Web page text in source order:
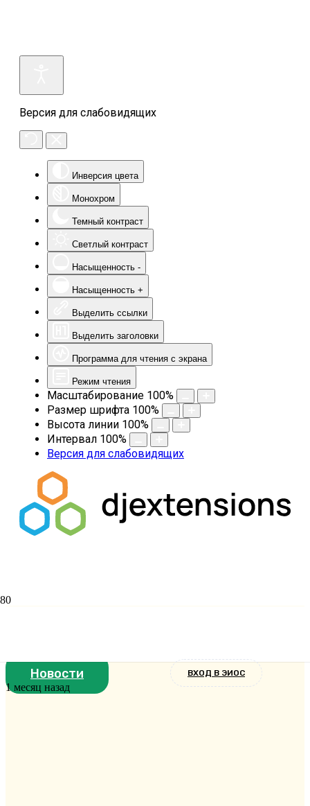
Версия для слабовидящих
Инверсия цвета
Монохром
Темный контраст
Светлый контраст
Насыщенность -
Насыщенность +
Выделить ссылки
Выделить заголовки
Программа для чтения с экрана
Режим чтения
Масштабирование 100%
Размер шрифта 100%
Высота линии 100%
Интервал 100%
Версия для слабовидящих
ВХОД В ЭИОС
Новости
1 месяц назад